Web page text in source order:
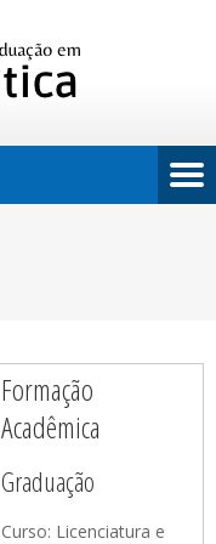
Formação
Acadêmica
Graduação
Curso: Licenciatura e